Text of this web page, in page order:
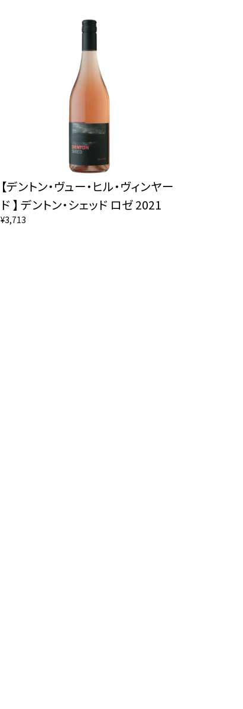
【デントン・ヴュー・ヒル・ヴィンヤー
ド 】 デントン・シェッド ロゼ 2021
¥3,713